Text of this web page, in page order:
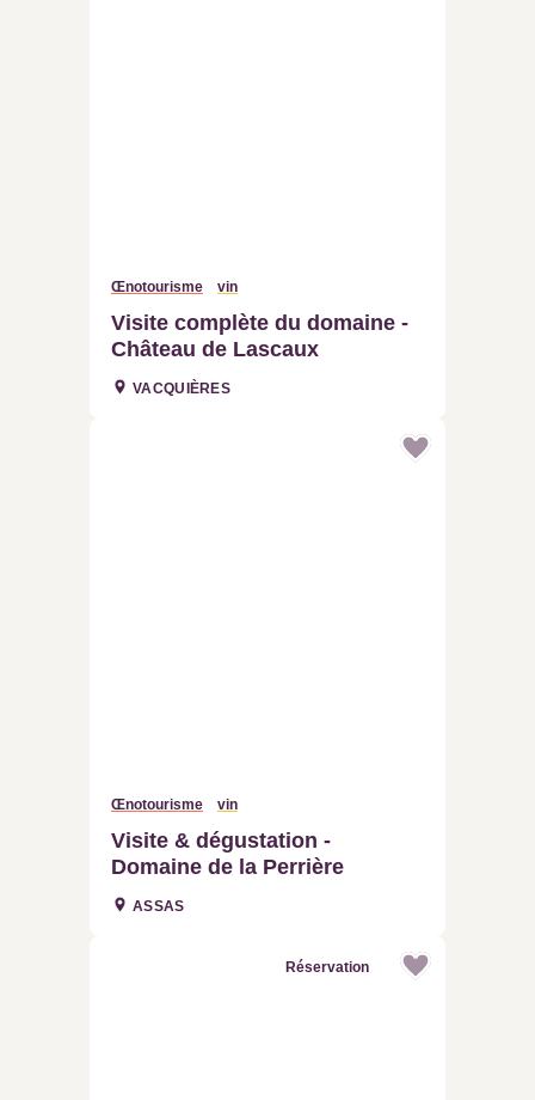
Visite complète du domaine -
Château de Lascaux
VACQUIÈRES
Visite & dégustation - Domaine
de la Perrière
ASSAS